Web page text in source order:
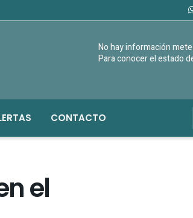
No hay información
Para conocer el estado
CONTACTO
el